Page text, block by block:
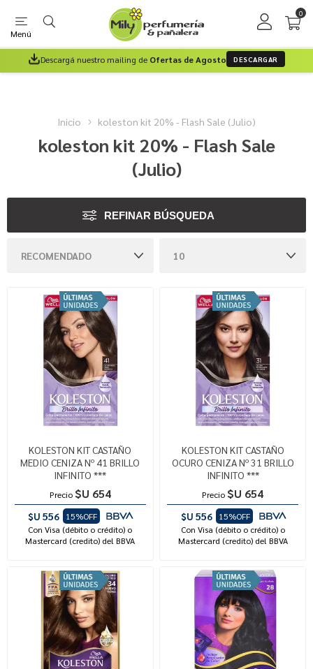
Menú
0
Descargá nuestro mailing de Ofertas de Agosto DESCARGAR
Inicio koleston kit 20% - Flash Sale (Julio)
koleston kit 20% - Flash Sale
(Julio)
REFINAR BÚSQUEDA
KOLESTON KIT CASTAÑO
MEDIO CENIZA Nº 41 BRILLO
INFINITO ***
Precio $U 654
$U 556
15%OFF
Con Visa (débito o crédito) o
Mastercard (credito) del BBVA
KOLESTON KIT CASTAÑO
OCURO CENIZA Nº 31 BRILLO
INFINITO ***
Precio $U 654
$U 556
15%OFF
Con Visa (débito o crédito) o
Mastercard (credito) del BBVA